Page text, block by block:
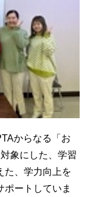
からなる「お
象にした、学習
た、学力向上を
ポートしていま